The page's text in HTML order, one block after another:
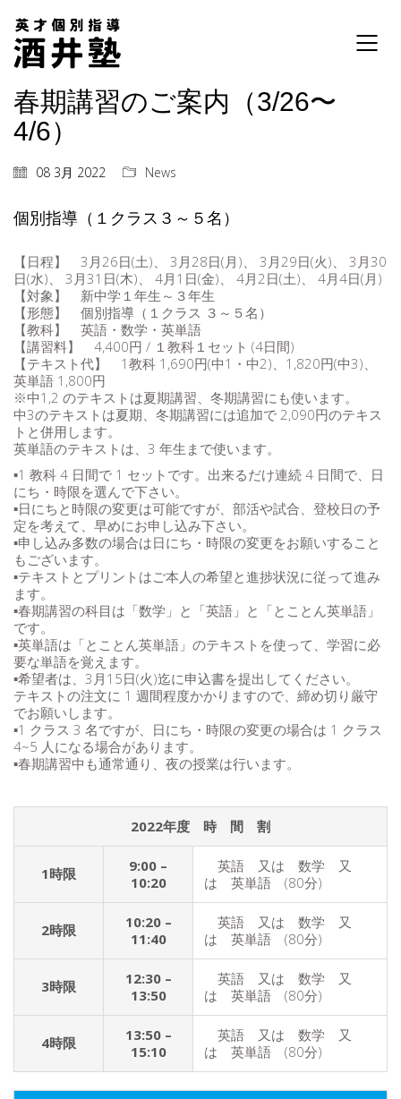
春期講習のご案内（3/26〜
4/6）
08 3月 2022 News
個別指導（１クラス３～５名）
【日程】 3月26日(土)、 3月28日(月)、 3月29日(火)、 3月30
日(水)、 3月31日(木)、 4月1日(金)、 4月2日(土)、 4月4日(月)
【対象】 新中学１年生～３年生
【形態】 個別指導（１クラス ３～５名）
【教科】 英語・数学・英単語
【講習料】 4,400円 / １教科１セット (4日間)
【テキスト代】 1教科 1,690円(中1・中2)、1,820円(中3)、
英単語 1,800円
※中1,2 のテキストは夏期講習、冬期講習にも使います。
中3のテキストは夏期、冬期講習には追加で 2,090円のテキス
トと併用します。
英単語のテキストは、3 年生まで使います。
▪️1 教科 4 日間で 1 セットです。出来るだけ連続 4 日間で、日
にち・時限を選んで下さい。
▪️日にちと時限の変更は可能ですが、部活や試合、登校日の予
定を考えて、早めにお申し込み下さい。
▪️申し込み多数の場合は日にち・時限の変更をお願いすること
もございます。
▪️テキストとプリントはご本人の希望と進捗状況に従って進み
ます。
▪️春期講習の科目は「数学」と「英語」と「とことん英単語」
です。
▪️英単語は「とことん英単語」のテキストを使って、学習に必
要な単語を覚えます。
▪️希望者は、3月15日(火)迄に申込書を提出してください。
テキストの注文に 1 週間程度かかりますので、締め切り厳守
でお願いします。
▪️1 クラス 3 名ですが、日にち・時限の変更の場合は 1 クラス
4~5 人になる場合があります。
▪️春期講習中も通常通り、夜の授業は行います。
2022年度 時 間 割
1時限
9:00 –
10:20
英語 又は 数学 又
は 英単語 (80分)
2時限
10:20 –
11:40
英語 又は 数学 又
は 英単語 (80分)
3時限
12:30 –
13:50
英語 又は 数学 又
は 英単語 (80分)
4時限
13:50 –
15:10
英語 又は 数学 又
は 英単語 (80分)